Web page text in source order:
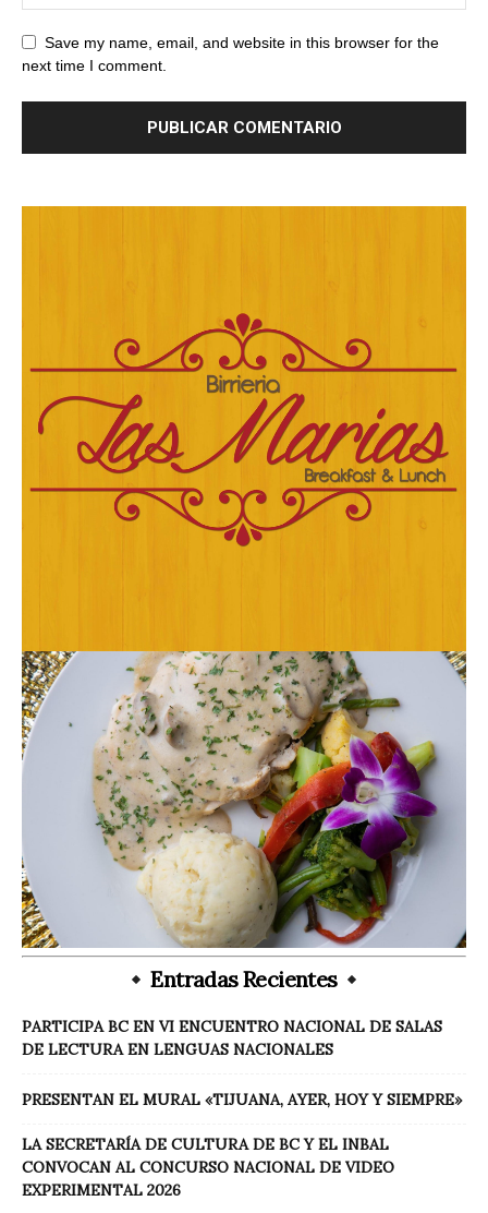
Save my name, email, and website in this browser for the
next time I comment.
Entradas Recientes
PARTICIPA BC EN VI ENCUENTRO NACIONAL DE SALAS
DE LECTURA EN LENGUAS NACIONALES
PRESENTAN EL MURAL «TIJUANA, AYER, HOY Y SIEMPRE»
LA SECRETARÍA DE CULTURA DE BC Y EL INBAL
CONVOCAN AL CONCURSO NACIONAL DE VIDEO
EXPERIMENTAL 2026